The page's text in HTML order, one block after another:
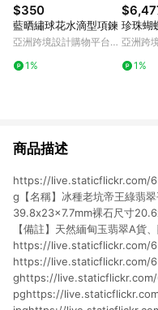
$350
藍晒繡球花水滴型項鍊
亞洲跨境設計購物平台
1%
珍珠蝴
亞洲跨
1%
商品描述
https://live.staticflickr.com/
g【名稱】冰種老坑帝王綠翡
39.8x23x7.7mm裸石尺寸
【備註】天然緬甸玉翡翠A貨
https://live.staticflickr.com/
https://live.staticflickr.com/
ghttps://
pghttps://